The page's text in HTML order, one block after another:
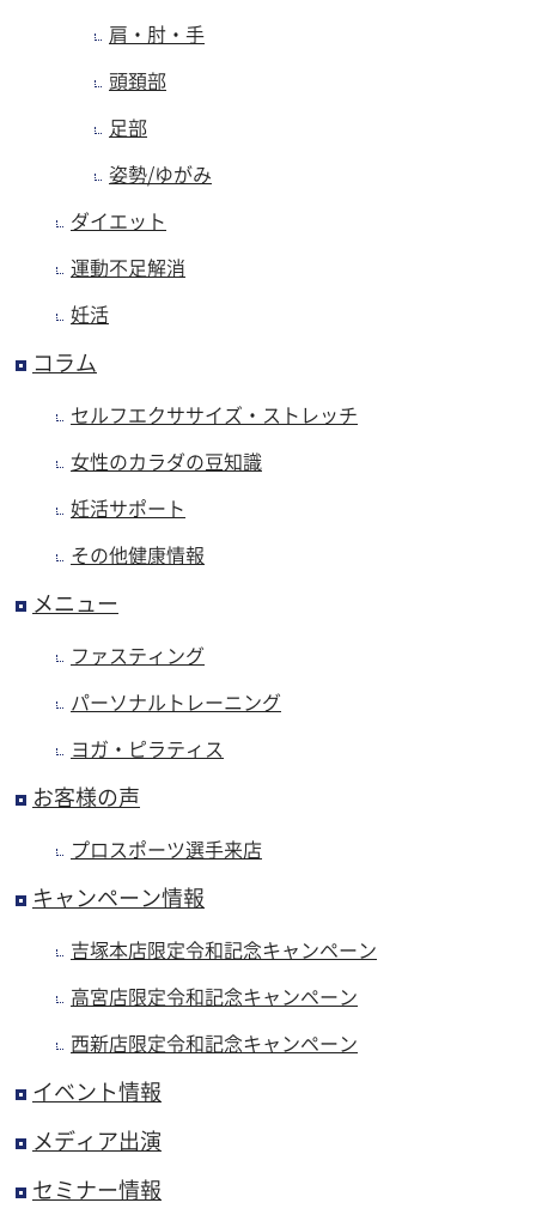
肩・肘・手
頭頚部
足部
姿勢/ゆがみ
ダイエット
運動不足解消
妊活
コラム
セルフエクササイズ・ストレッチ
女性のカラダの豆知識
妊活サポート
その他健康情報
メニュー
ファスティング
パーソナルトレーニング
ヨガ・ピラティス
お客様の声
プロスポーツ選手来店
キャンペーン情報
吉塚本店限定令和記念キャンペーン
高宮店限定令和記念キャンペーン
西新店限定令和記念キャンペーン
イベント情報
メディア出演
セミナー情報